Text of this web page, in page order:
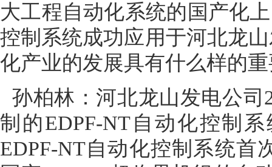
大工程自动化系统的国产化
控制系统成功应用于河北龙
化产业的发展具有什么样的
孙柏林：河北龙山发电公
制的EDPF-NT自动化控制
EDPF-NT自动化控制系统首